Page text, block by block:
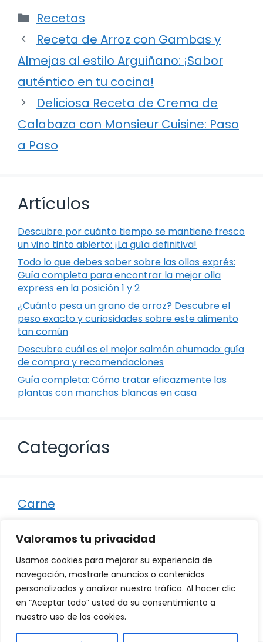
Valoramos tu privacidad
Usamos cookies para mejorar su experiencia de
navegación, mostrarle anuncios o contenidos
personalizados y analizar nuestro tráfico. Al hacer clic
en “Aceptar todo” usted da su consentimiento a
nuestro uso de las cookies.
Categorías
Recetas
Receta de Arroz con Gambas y
Almejas al estilo Arguiñano: ¡Sabor
auténtico en tu cocina!
Deliciosa Receta de Crema de
Calabaza con Monsieur Cuisine: Paso
a Paso
Artículos
Descubre por cuánto tiempo se mantiene fresco
un vino tinto abierto: ¡La guía definitiva!
Todo lo que debes saber sobre las ollas exprés:
Guía completa para encontrar la mejor olla
express en la posición 1 y 2
¿Cuánto pesa un grano de arroz? Descubre el
peso exacto y curiosidades sobre este alimento
tan común
Descubre cuál es el mejor salmón ahumado: guía
de compra y recomendaciones
Guía completa: Cómo tratar eficazmente las
plantas con manchas blancas en casa
Categorías
Carne
Marisco
Otro
Pescado
Recetas